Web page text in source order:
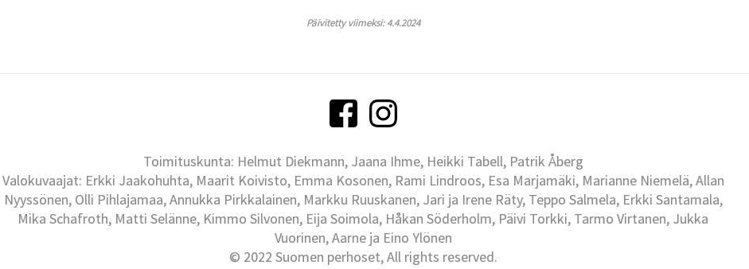
Päivitetty viimeksi: 4.4.2024
Toimituskunta: Helmut Diekmann, Jaana Ihme, Heikki Tabell, Patrik Åberg
Valokuvaajat: Erkki Jaakohuhta, Maarit Koivisto, Emma Kosonen, Rami Lindroos, Esa Marjamäki, Marianne Niemelä, Allan
Nyyssönen, Olli Pihlajamaa, Annukka Pirkkalainen, Markku Ruuskanen, Jari ja Irene Räty, Teppo Salmela, Erkki Santamala,
Mika Schafroth, Matti Selänne, Kimmo Silvonen, Eija Soimola, Håkan Söderholm, Päivi Torkki, Tarmo Virtanen, Jukka
Vuorinen, Aarne ja Eino Ylönen
© 2022 Suomen perhoset, All rights reserved.